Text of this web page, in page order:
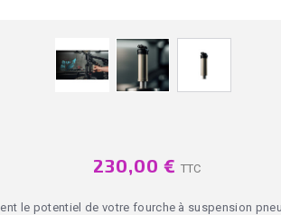
230,00 € TTC
le potentiel de votre fourche à suspension